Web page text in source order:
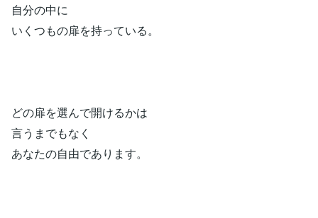
自分の中に
いくつもの扉を持っている。
どの扉を選んで開けるかは
言うまでもなく
あなたの自由であります。